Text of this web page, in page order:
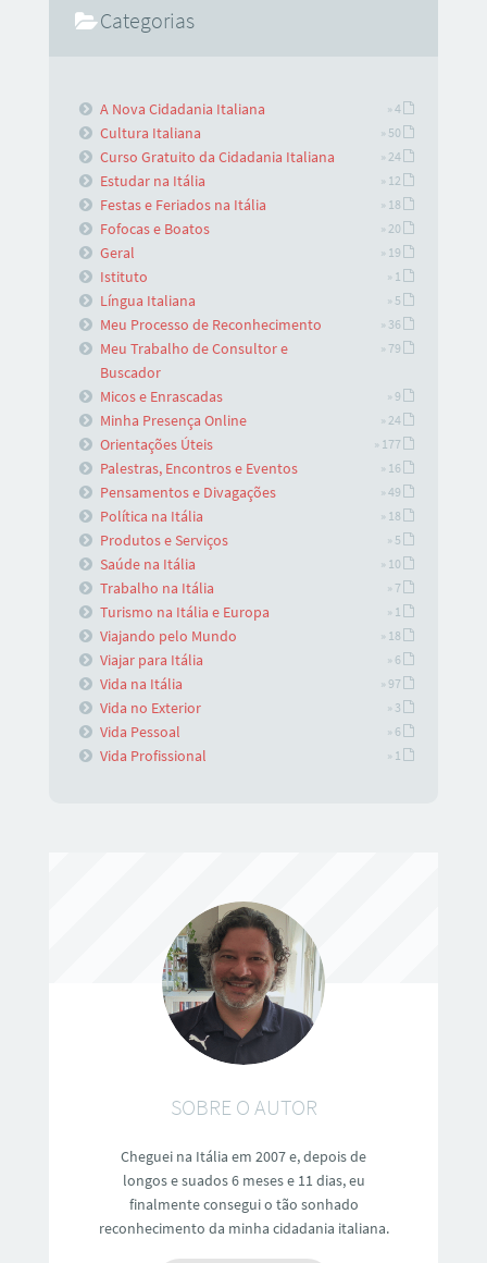
Categorias
A Nova Cidadania Italiana » 4
Cultura Italiana » 50
Curso Gratuito da Cidadania Italiana » 24
Estudar na Itália » 12
Festas e Feriados na Itália » 18
Fofocas e Boatos » 20
Geral » 19
Istituto » 1
Língua Italiana » 5
Meu Processo de Reconhecimento » 36
Meu Trabalho de Consultor e
Buscador
» 79
Micos e Enrascadas » 9
Minha Presença Online » 24
Orientações Úteis » 177
Palestras, Encontros e Eventos » 16
Pensamentos e Divagações » 49
Política na Itália » 18
Produtos e Serviços » 5
Saúde na Itália » 10
Trabalho na Itália » 7
Turismo na Itália e Europa » 1
Viajando pelo Mundo » 18
Viajar para Itália » 6
Vida na Itália » 97
Vida no Exterior » 3
Vida Pessoal » 6
Vida Profissional » 1
SOBRE O AUTOR
Cheguei na Itália em 2007 e, depois de
longos e suados 6 meses e 11 dias, eu
finalmente consegui o tão sonhado
reconhecimento da minha cidadania italiana.